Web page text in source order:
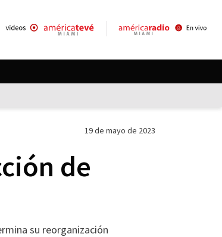
19 de mayo de 2023
de
su reorganización